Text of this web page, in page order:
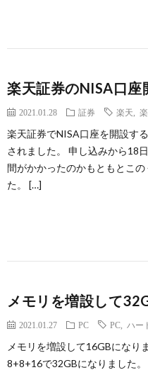
楽天証券のNISA口座
2021.01.28 証券 楽天
楽天証券でNISA口座を開設す
されました。 申し込みから18
間がかかったのかもともとこ
た。 […]
メモリを増設して
2021.01.27 PC PC ハー
メモリを増設して16GBになり
8+8+16で32GBになりました